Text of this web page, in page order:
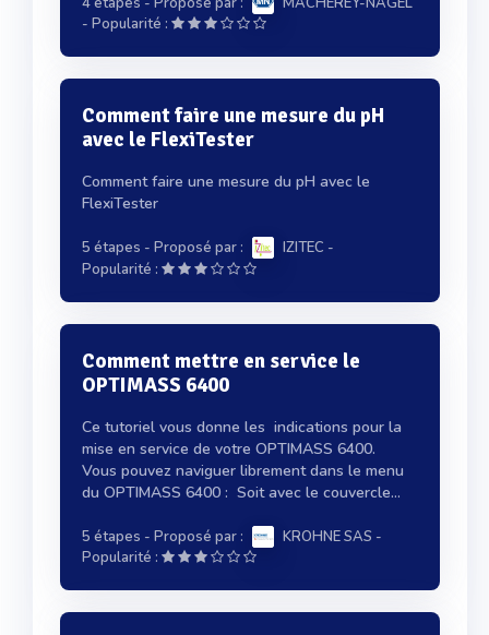
- Popularité :
Comment faire une mesure du pH
avec le FlexiTester
Comment faire une mesure du pH avec le
FlexiTester
5 étapes - Proposé par : IZITEC -
Popularité :
Comment mettre en service le
OPTIMASS 6400
Ce tutoriel vous donne les indications pour la
mise en service de votre OPTIMASS 6400.
Vous pouvez naviguer librement dans le menu
du OPTIMASS 6400 : Soit avec le couvercle...
5 étapes - Proposé par : KROHNE SAS -
Popularité :